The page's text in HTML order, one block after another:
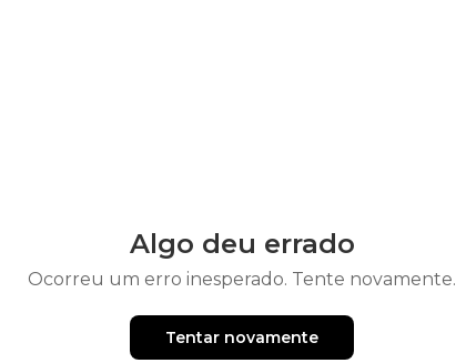
Algo deu errado
Ocorreu um erro inesperado. Tente novamente.
Tentar novamente